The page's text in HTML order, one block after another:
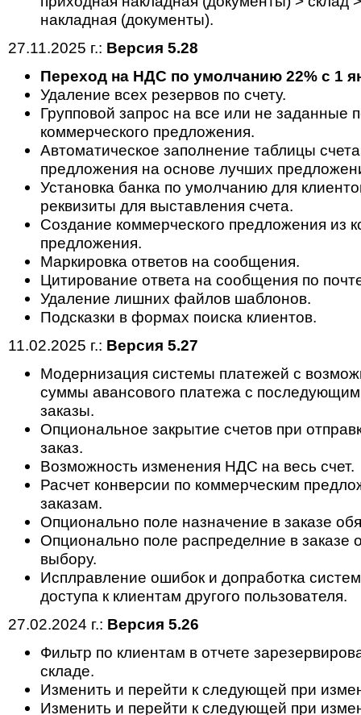
накладная (документы).
27.11.2025 г.: Версия 5.28
Переход на НДС по умолчанию 22% с 1
Удаление всех резервов по счету.
Групповой запрос на все или не заданные
коммерческого предложения.
Автоматическое заполнение таблицы
предложения на основе лучших
Установка банка по умолчанию для
реквизиты для выставления счета.
Создание коммерческого предложения из
предложения.
Маркировка ответов на сообщения.
Цитирование ответа на сообщения по
Удаление лишних файлов шаблонов.
Подсказки в формах поиска клиентов.
11.02.2025 г.: Версия 5.27
Модернизация системы платежей с
суммы авансового платежа с
заказы.
Опциональное закрытие счетов при
заказ.
Возможность изменения НДС на весь счет.
Расчет конверсии по коммерческим
заказам.
Опционально поле назначение в заказе
Опционально поле распределние в заказе
выбору.
Исплравление ошибок и допработка
доступа к клиентам другого пользователя.
27.02.2024 г.: Версия 5.26
Фильтр по клиентам в отчете
складе.
Изменить и перейти к следующей при
Изменить и перейти к следующей при